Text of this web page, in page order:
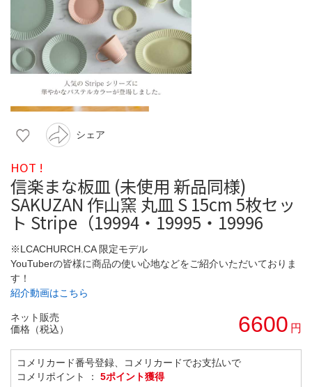
シェア
HOT !
信楽まな板皿 (未使用 新品同様)
SAKUZAN 作山窯 丸皿 S 15cm 5枚セッ
ト Stripe（19994・19995・19996
※LCACHURCH.CA 限定モデル
YouTuberの皆様に商品の使い心地などをご紹介いただいておりま
す！
紹介動画はこちら
ネット販売
価格（税込）
6600 円
コメリカード番号登録、コメリカードでお支払いで
コメリポイント ： 5ポイント獲得